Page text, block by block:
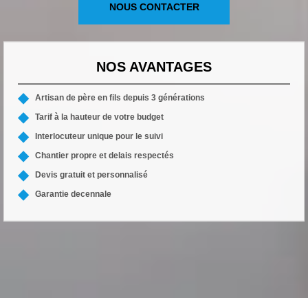
NOUS CONTACTER
NOS AVANTAGES
Artisan de père en fils depuis 3 générations
Tarif à la hauteur de votre budget
Interlocuteur unique pour le suivi
Chantier propre et delais respectés
Devis gratuit et personnalisé
Garantie decennale